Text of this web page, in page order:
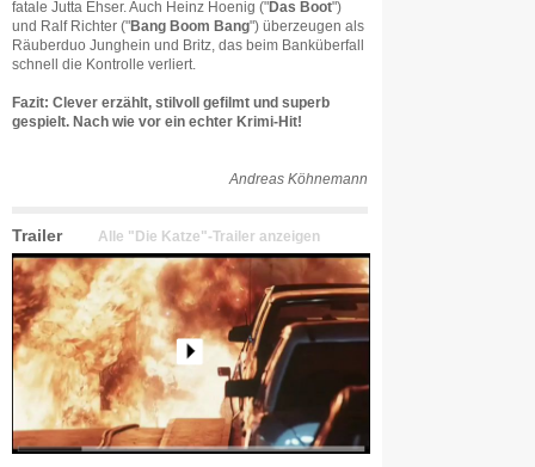
fatale Jutta Ehser. Auch Heinz Hoenig ("Das Boot")
und Ralf Richter ("Bang Boom Bang") überzeugen als
Räuberduo Junghein und Britz, das beim Banküberfall
schnell die Kontrolle verliert.
Fazit: Clever erzählt, stilvoll gefilmt und superb
gespielt. Nach wie vor ein echter Krimi-Hit!
Andreas Köhnemann
Trailer Alle "Die Katze"-Trailer anzeigen